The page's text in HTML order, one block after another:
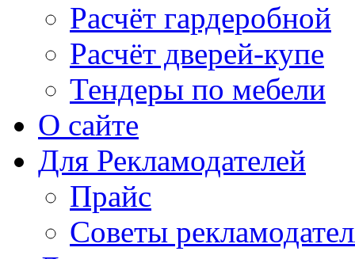
Расчёт гардеробной
Расчёт дверей-купе
Тендеры по мебели
О сайте
Для Рекламодателей
Прайс
Советы